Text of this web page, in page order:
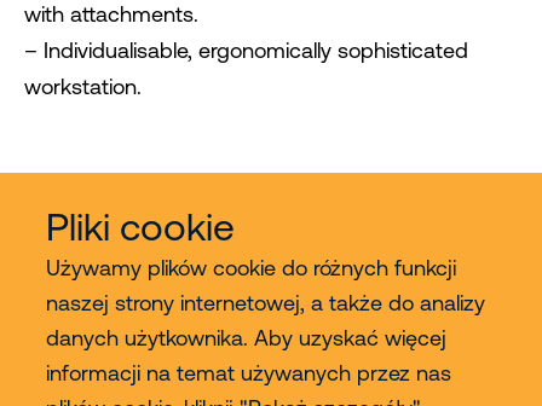
Pliki cookie
Używamy plików cookie do różnych funkcji
naszej strony internetowej, a także do analizy
danych użytkownika. Aby uzyskać więcej
informacji na temat używanych przez nas
with attachments.
– Individualisable, ergonomically sophisticated
workstation.
Usługi